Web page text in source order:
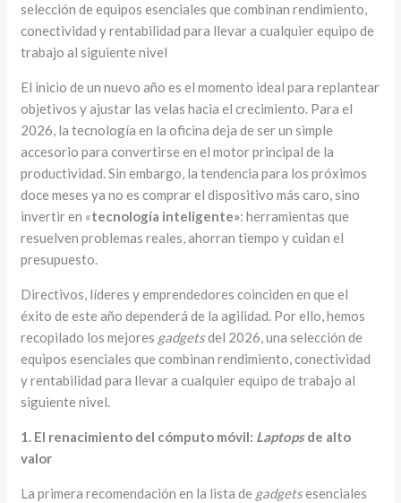
selección de equipos esenciales que combinan rendimiento,
conectividad y rentabilidad para llevar a cualquier equipo de
trabajo al siguiente nivel
El inicio de un nuevo año es el momento ideal para replantear
objetivos y ajustar las velas hacia el crecimiento. Para el
2026, la tecnología en la oficina deja de ser un simple
accesorio para convertirse en el motor principal de la
productividad. Sin embargo, la tendencia para los próximos
doce meses ya no es comprar el dispositivo más caro, sino
invertir en «tecnología inteligente»: herramientas que
resuelven problemas reales, ahorran tiempo y cuidan el
presupuesto.
Directivos, líderes y emprendedores coinciden en que el
éxito de este año dependerá de la agilidad. Por ello, hemos
recopilado los mejores gadgetsdel 2026, una selección de
equipos esenciales que combinan rendimiento, conectividad
y rentabilidad para llevar a cualquier equipo de trabajo al
siguiente nivel.
1. El renacimiento del cómputo móvil: Laptopsde alto
valor
La primera recomendación en la lista de gadgetsesenciales